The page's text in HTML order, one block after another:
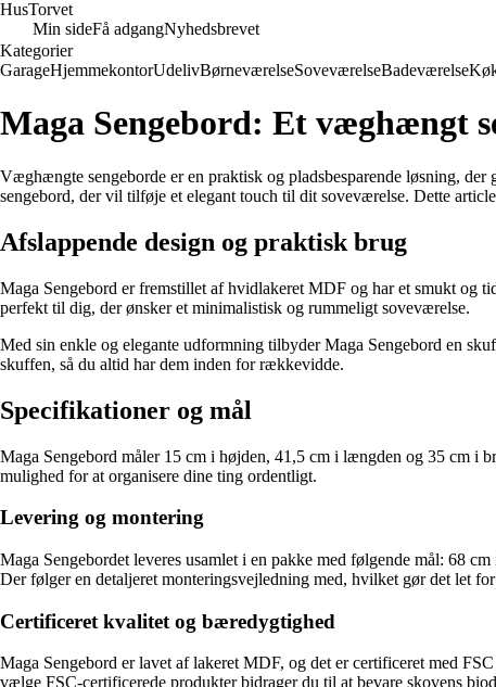
HusTorvet
Min sideFå adgangNyhedsbrevet
Kategorier
GarageHjemmekontorUdelivBørneværelseSoveværelseBadeværelse
Maga Sengebord: Et væghængt
Væghængte sengeborde er en praktisk og pladsbesparende løsning,
sengebord, der vil tilføje et elegant touch til dit soveværelse. Dette
Afslappende design og praktisk brug
Maga Sengebord er fremstillet af hvidlakeret MDF og har et smukt og
perfekt til dig, der ønsker et minimalistisk og rummeligt soveværelse.
Med sin enkle og elegante udformning tilbyder Maga Sengebord en
skuffen, så du altid har dem inden for rækkevidde.
Specifikationer og mål
Maga Sengebord måler 15 cm i højden, 41,5 cm i længden og 35 cm i
mulighed for at organisere dine ting ordentligt.
Levering og montering
Maga Sengebordet leveres usamlet i en pakke med følgende mål: 68
Der følger en detaljeret monteringsvejledning med, hvilket gør det let
Certificeret kvalitet og bæredygtighed
Maga Sengebord er lavet af lakeret MDF, og det er certificeret med
vælge FSC-certificerede produkter bidrager du til at bevare skovens